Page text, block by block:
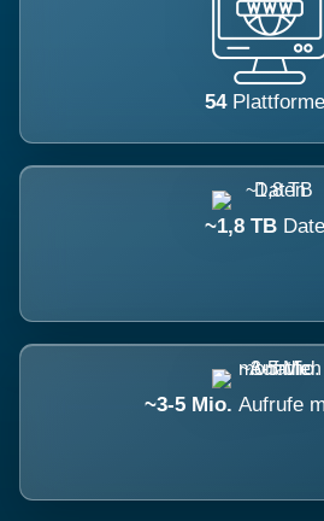
54
~1,8 TB
~3-5 Mio. Aufrufe